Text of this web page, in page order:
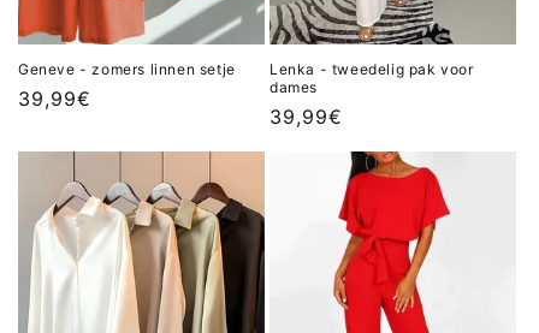
Geneve - zomers linnen setje
Normale
39,99€
Lenka - tweedelig pak voor
dames
Normale
39,99€